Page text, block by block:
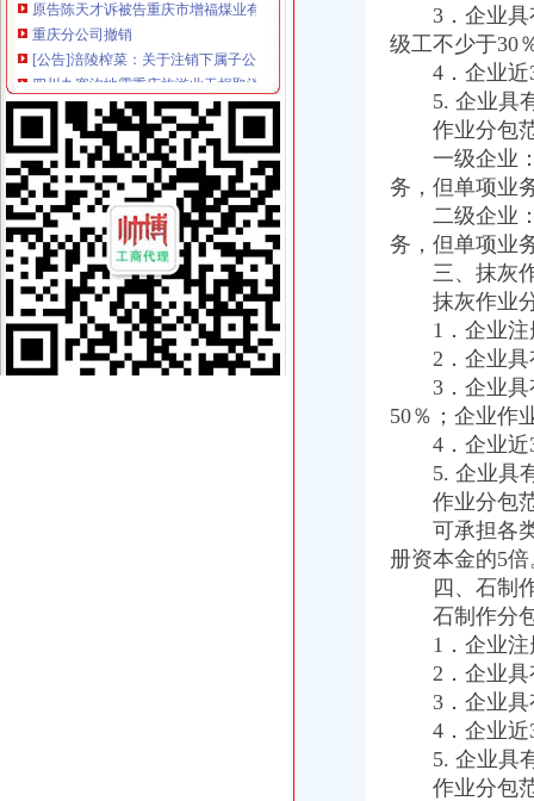
[公告]涪陵榨菜：关于注销下属子公司贵州省山盐酸菜有限公司的公
四川九寨沟地震重庆旅游业无损取消3日内订单-滚动-时政频道-中工网
重庆市地方税务局关于取消各种纳税申报表收取工本费的通知|纳税人俱
代理注销分公司
公司注销_注销公司-【上海注销公司代理服务中心】_专业、诚信
【58同城】吉安泰和公司注销服务_公司注销代理_公司注销费用
【58同城】昆明公司注销服务_公司注销代理_公司注销费用
代办注销分公司
【图】代办北京市公司注销,吊销公司注销,税务疑难注销-北京海淀
广州公司注销流程_广州公司注销费用_广州公司简易注销_广州注销公
赣州代办工商注册,公司注册代理,赣州公司注销流程【今日推荐网-
分公司营业执照注销
快捷晋江注销公司,价晋江注销公司营业执照—晋江市—快点8分类
呈贡县代办执照注销的公司|代办有限公司营业执照-代办执照_【公司注
北京公司怎么注销公司注销营业执照注销流程费用-民生广告网
甘南公司注册_甘南内资公司注册_甘南外资公司注册-甘南易登网
正青禾财务,专业的财务外包服务提供业的财务外包服务提供商常年财
重庆市食品品监督管理局永川区分局2017年度《餐饮服务许可证》
三星N719（宽带+手机）电信版手机_三星N719（宽带+手机）怎么样_
3．企业具有
级工不少于30
4．企业近3
5. 企业具有
作业分包
一级企业：
务，但单项业
二级企业：
务，但单项业
三、抹灰作
抹灰作业分
1．企业注
2．企业具有
3．企业具有
50％；企业作
4．企业近3
5. 企业具有
作业分包
可承担各类
册资本金的5倍
四、石制作
石制作分包
1．企业注
2．企业具有
3．企业具
4．企业近3
5. 企业具有
作业分包